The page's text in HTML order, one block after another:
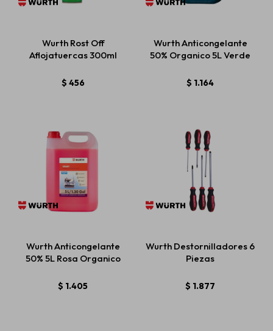
Wurth Rost Off
Aflojatuercas 300ml
$ 456
Wurth Anticongelante
50% Organico 5L Verde
$ 1.164
Wurth Anticongelante
50% 5L Rosa Organico
$ 1.405
Wurth Destornilladores 6
Piezas
$ 1.877
Estética automotriz
Baterías
Repuestos
Servicios